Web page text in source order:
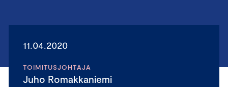
11.04.2020
TOIMITUSJOHTAJA
Juho Romakkaniemi